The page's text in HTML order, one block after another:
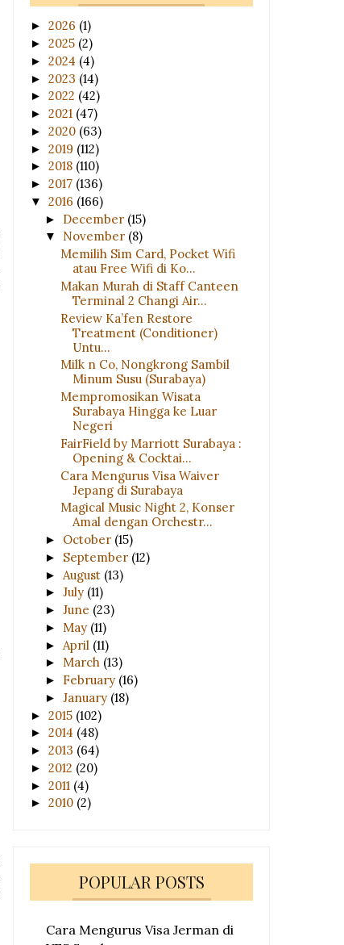
► 2026 (1)
► 2025 (2)
► 2024 (4)
► 2023 (14)
► 2022 (42)
► 2021 (47)
► 2020 (63)
► 2019 (112)
► 2018 (110)
► 2017 (136)
▼ 2016 (166)
► December (15)
▼ November (8)
Memilih Sim Card, Pocket Wifi
atau Free Wifi di Ko...
Makan Murah di Staff Canteen
Terminal 2 Changi Air...
Review Ka’fen Restore
Treatment (Conditioner)
Untu...
Milk n Co, Nongkrong Sambil
Minum Susu (Surabaya)
Mempromosikan Wisata
Surabaya Hingga ke Luar
Negeri
FairField by Marriott Surabaya :
Opening & Cocktai...
Cara Mengurus Visa Waiver
Jepang di Surabaya
Magical Music Night 2, Konser
Amal dengan Orchestr...
► October (15)
► September (12)
► August (13)
► July (11)
► June (23)
► May (11)
► April (11)
► March (13)
► February (16)
► January (18)
► 2015 (102)
► 2014 (48)
► 2013 (64)
► 2012 (20)
► 2011 (4)
► 2010 (2)
POPULAR POSTS
Cara Mengurus Visa Jerman di